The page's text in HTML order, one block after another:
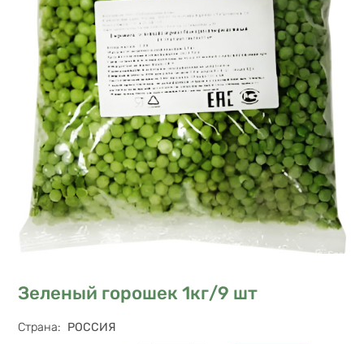
Зеленый горошек 1кг/9 шт
Характеристики
Страна: РОССИЯ